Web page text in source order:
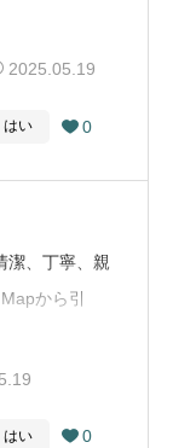
の事は、以
どんどん呼
。次はあま
2025.05.19
はい  0
潔、丁寧、親
から引
はい  0